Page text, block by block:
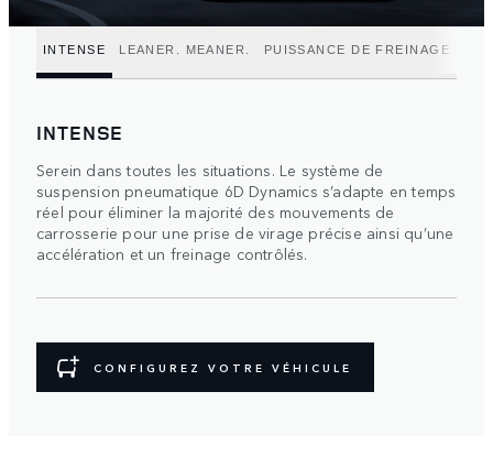
INTENSE LEANER. MEANER. PUISSANCE DE FREINAGE
INTENSE
Serein dans toutes les situations. Le système de
suspension pneumatique 6D Dynamics s’adapte en temps
réel pour éliminer la majorité des mouvements de
carrosserie pour une prise de virage précise ainsi qu’une
accélération et un freinage contrôlés.
CONFIGUREZ VOTRE VÉHICULE